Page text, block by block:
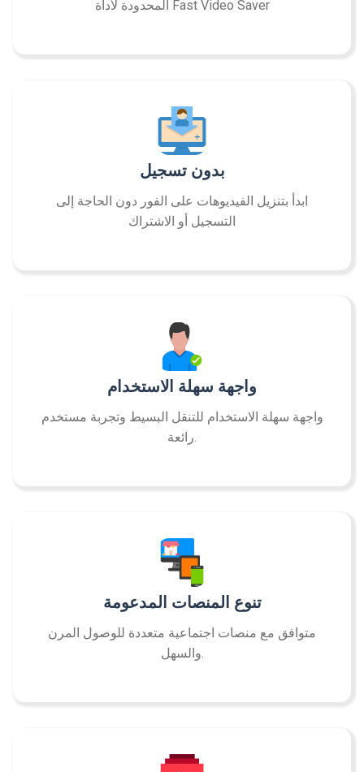
المحدودة لأداة Fast Video Saver
بدون تسجيل
ابدأ بتنزيل الفيديوهات على الفور دون الحاجة إلى
التسجيل أو الاشتراك
واجهة سهلة الاستخدام
واجهة سهلة الاستخدام للتنقل البسيط وتجربة مستخدم
تنوع المنصات المدعومة
متوافق مع منصات اجتماعية متعددة للوصول المرن